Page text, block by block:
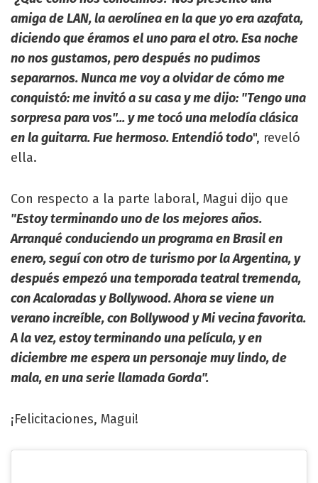
amiga de LAN, la aerolínea en la que yo era azafata,
diciendo que éramos el uno para el otro. Esa noche
no nos gustamos, pero después no pudimos
separarnos. Nunca me voy a olvidar de cómo me
conquistó: me invitó a su casa y me dijo: "Tengo una
sorpresa para vos"... y me tocó una melodía clásica
en la guitarra. Fue hermoso. Entendió todo", reveló
ella.
Con respecto a la parte laboral, Magui dijo que
"Estoy terminando uno de los mejores años.
Arranqué conduciendo un programa en Brasil en
enero, seguí con otro de turismo por la Argentina, y
después empezó una temporada teatral tremenda,
con Acaloradas y Bollywood. Ahora se viene un
verano increíble, con Bollywood y Mi vecina favorita.
A la vez, estoy terminando una película, y en
diciembre me espera un personaje muy lindo, de
mala, en una serie llamada Gorda".
¡Felicitaciones, Magui!